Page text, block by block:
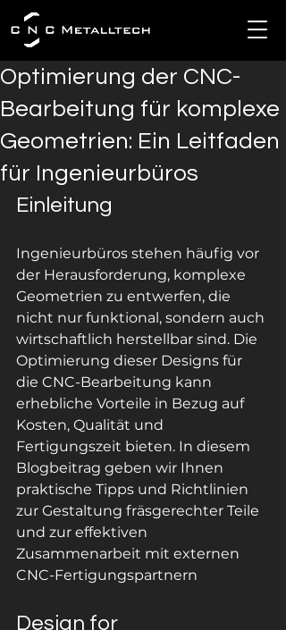
Optimierung der CNC-
Bearbeitung für komplexe
Geometrien: Ein Leitfaden
für Ingenieurbüros
Einleitung
Ingenieurbüros stehen häufig vor
der Herausforderung, komplexe
Geometrien zu entwerfen, die
nicht nur funktional, sondern auch
wirtschaftlich herstellbar sind. Die
Optimierung dieser Designs für
die CNC-Bearbeitung kann
erhebliche Vorteile in Bezug auf
Kosten, Qualität und
Fertigungszeit bieten. In diesem
Blogbeitrag geben wir Ihnen
praktische Tipps und Richtlinien
zur Gestaltung fräsgerechter Teile
und zur effektiven
Zusammenarbeit mit externen
CNC-Fertigungspartnern
Design for